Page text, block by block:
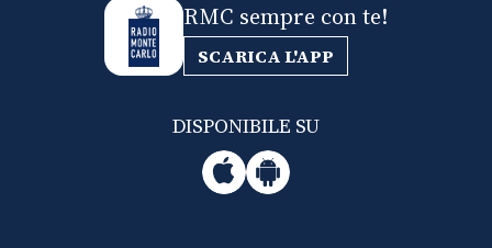
RMC sempre con te!
SCARICA L'APP
DISPONIBILE SU